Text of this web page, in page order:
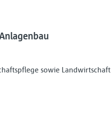
sowie Landwirtschaft